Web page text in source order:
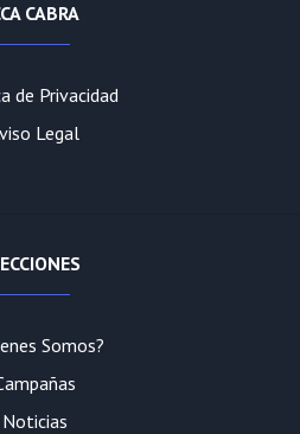
CABRA
de Privacidad
Legal
Somos?
Noticias